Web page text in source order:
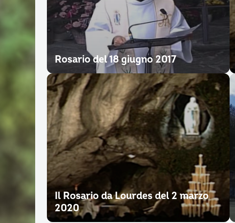
Rosario del 18 giugno 2017
Il Rosario da Lourdes del 2 marzo
2020